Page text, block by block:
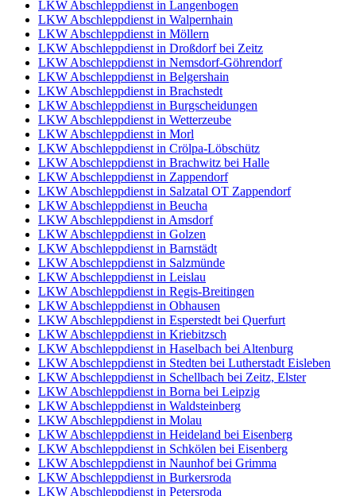
LKW Abschleppdienst in Langenbogen
LKW Abschleppdienst in Walpernhain
LKW Abschleppdienst in Möllern
LKW Abschleppdienst in Droßdorf bei Zeitz
LKW Abschleppdienst in Nemsdorf-Göhrendorf
LKW Abschleppdienst in Belgershain
LKW Abschleppdienst in Brachstedt
LKW Abschleppdienst in Burgscheidungen
LKW Abschleppdienst in Wetterzeube
LKW Abschleppdienst in Morl
LKW Abschleppdienst in Crölpa-Löbschütz
LKW Abschleppdienst in Brachwitz bei Halle
LKW Abschleppdienst in Zappendorf
LKW Abschleppdienst in Salzatal OT Zappendorf
LKW Abschleppdienst in Beucha
LKW Abschleppdienst in Amsdorf
LKW Abschleppdienst in Golzen
LKW Abschleppdienst in Barnstädt
LKW Abschleppdienst in Salzmünde
LKW Abschleppdienst in Leislau
LKW Abschleppdienst in Regis-Breitingen
LKW Abschleppdienst in Obhausen
LKW Abschleppdienst in Esperstedt bei Querfurt
LKW Abschleppdienst in Kriebitzsch
LKW Abschleppdienst in Haselbach bei Altenburg
LKW Abschleppdienst in Stedten bei Lutherstadt Eisleben
LKW Abschleppdienst in Schellbach bei Zeitz, Elster
LKW Abschleppdienst in Borna bei Leipzig
LKW Abschleppdienst in Waldsteinberg
LKW Abschleppdienst in Molau
LKW Abschleppdienst in Heideland bei Eisenberg
LKW Abschleppdienst in Schkölen bei Eisenberg
LKW Abschleppdienst in Naunhof bei Grimma
LKW Abschleppdienst in Burkersroda
LKW Abschleppdienst in Petersroda